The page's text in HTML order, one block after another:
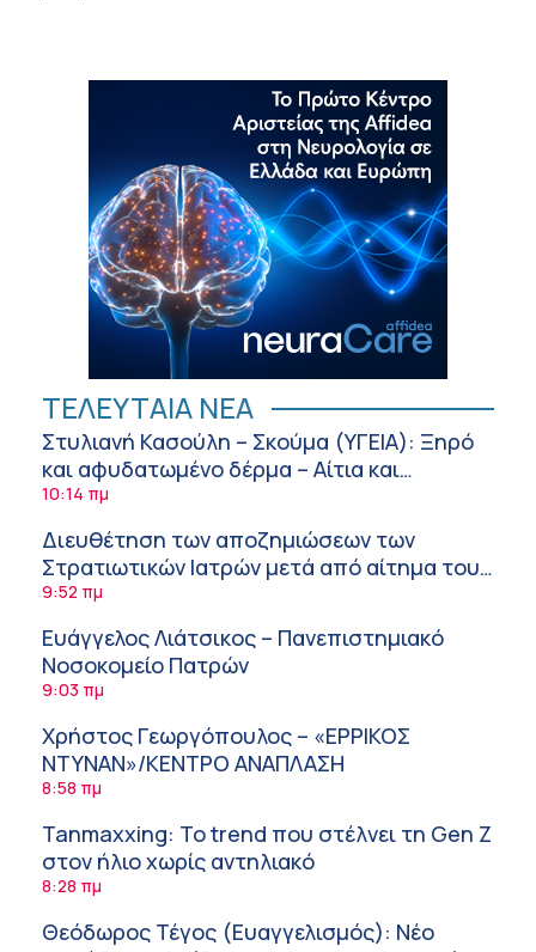
ΤΕΛΕΥΤΑΙΑ ΝΕΑ
Στυλιανή Κασούλη – Σκούμα (ΥΓΕΙΑ): Ξηρό
και αφυδατωμένο δέρμα – Αίτια και
αντιμετώπιση
10:14 πμ
Διευθέτηση των αποζημιώσεων των
Στρατιωτικών Ιατρών μετά από αίτημα του
ΙΣΑ
9:52 πμ
Ευάγγελος Λιάτσικος – Πανεπιστημιακό
Νοσοκομείο Πατρών
9:03 πμ
Χρήστος Γεωργόπουλος – «ΕΡΡΙΚΟΣ
ΝΤΥΝΑΝ»/ΚΕΝΤΡΟ ΑΝΑΠΛΑΣΗ
8:58 πμ
Tanmaxxing: To trend που στέλνει τη Gen Z
στον ήλιο χωρίς αντηλιακό
8:28 πμ
Θεόδωρος Τέγος (Ευαγγελισμός): Νέο